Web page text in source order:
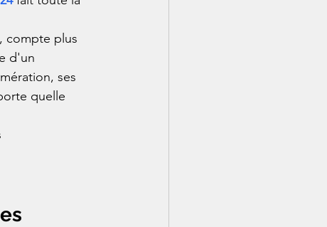
compte plus
d'un
ses
quelle